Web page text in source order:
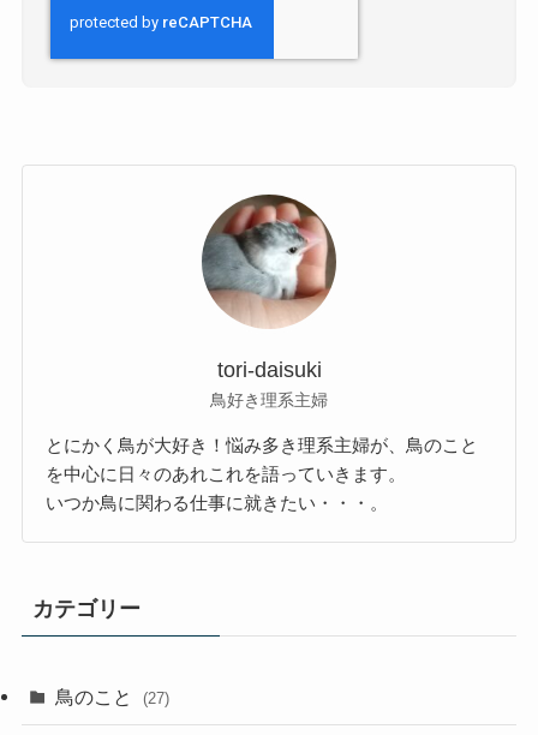
tori-daisuki
鳥好き理系主婦
とにかく鳥が大好き！悩み多き理系主婦が、鳥のこと
を中心に日々のあれこれを語っていきます。
いつか鳥に関わる仕事に就きたい・・・。
カテゴリー
鳥のこと (27)